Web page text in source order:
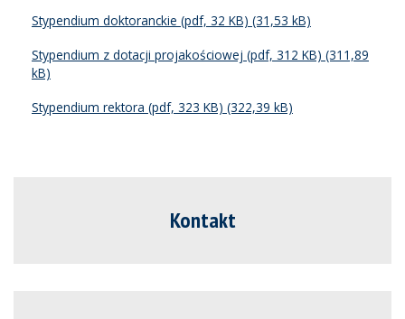
Stypendium doktoranckie (pdf, 32 KB)
Stypendium z dotacji projakościowej (pdf, 312 KB)
Stypendium rektora (pdf, 323 KB)
Kontakt